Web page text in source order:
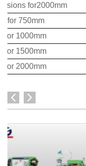
for2000mm
for 750mm
for 1000mm
for 1500mm
for 2000mm